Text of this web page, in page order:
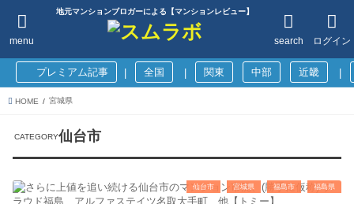
地元マンションブロガーによる【マンションレビュー】
ログイン
search
menu
プレミアム記事 全国 関東 中部 近畿
HOME 宮城県
仙台市
仙台市 宮城県 福島市 福島県